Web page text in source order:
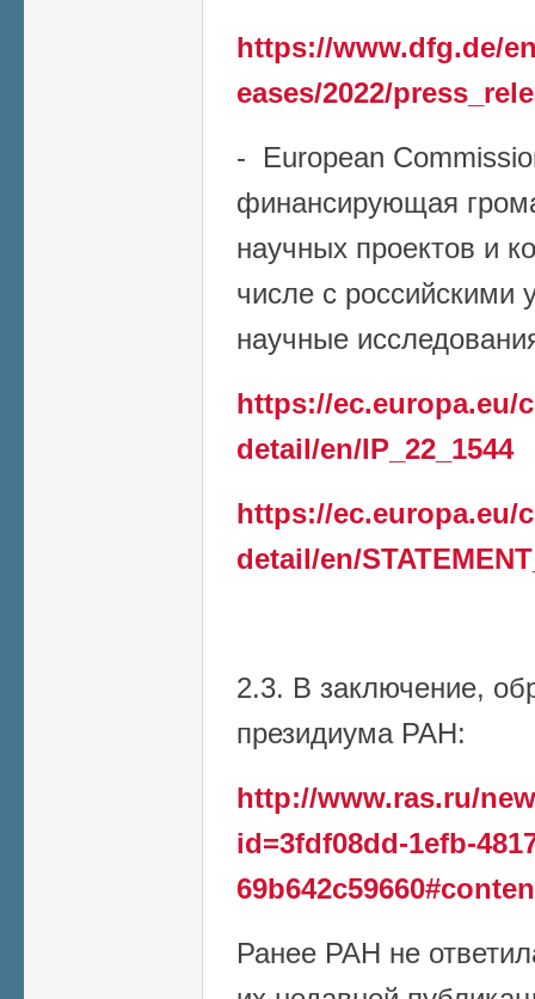
https://www.dfg.de/
eases/2022/
- European
финансирующая
научных проектов и
числе с
научные
https://ec.europa.eu/
detail/en/IP_22_1544
https://ec.europa.eu/
detail/en/
2.3. В заключение,
президиума РАН:
http://www.ras.ru/
id=3fdf08dd-1efb-
Ранее РАН не